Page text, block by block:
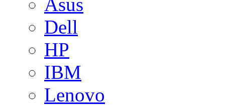
Dell
HP
IBM
Lenovo